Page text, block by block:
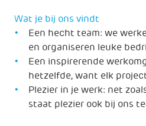
Wat je bij ons vindt
Een hecht team: we
en organiseren leuke
Een inspirerende
hetzelfde, want elk
Plezier in je werk: net
staat plezier ook bij ons